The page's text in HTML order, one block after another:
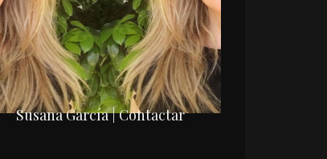
Susana García | Contactar